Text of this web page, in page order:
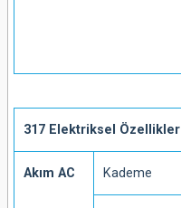
317 Elektriksel Özellikler
Akım AC Kademe